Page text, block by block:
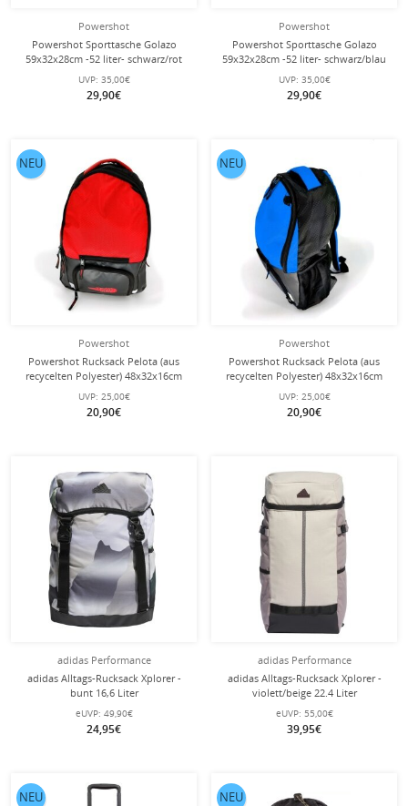
Powershot
Powershot Sporttasche Golazo
59x32x28cm -52 liter- schwarz/rot
UVP: 35,00€
29,90€
Powershot
Powershot Sporttasche Golazo
59x32x28cm -52 liter- schwarz/blau
UVP: 35,00€
29,90€
Powershot
Powershot Rucksack Pelota (aus
recycelten Polyester) 48x32x16cm
-25 Liter- schwarz/rot
UVP: 25,00€
20,90€
NEU
Powershot
Powershot Rucksack Pelota (aus
recycelten Polyester) 48x32x16cm
-25 Liter- schwarz/blau
UVP: 25,00€
20,90€
NEU
adidas Performance
adidas Alltags-Rucksack Xplorer -
bunt 16,6 Liter
eUVP: 49,90€
24,95€
adidas Performance
adidas Alltags-Rucksack Xplorer -
violett/beige 22.4 Liter
eUVP: 55,00€
39,95€
NEU NEU